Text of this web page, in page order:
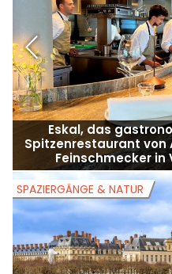
Eskal, das
Spitzenrestaurant von
Feinschmecker
SPAZIERGÄNGE & NATUR